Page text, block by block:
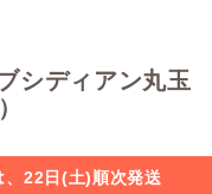
シディアン丸玉
22日(土)順次発送